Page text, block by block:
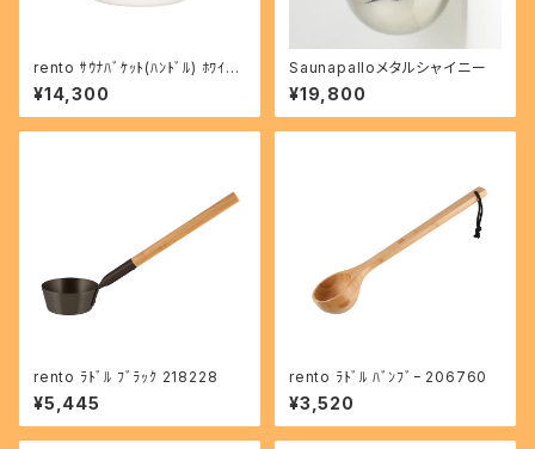
rento ｻｳﾅﾊﾞｹｯﾄ(ﾊﾝﾄﾞﾙ) ﾎﾜｲﾄ
601177
¥14,300
Saunapalloメタルシャイニー
¥19,800
rento ﾗﾄﾞﾙ ﾌﾞﾗｯｸ 218228
¥5,445
rento ﾗﾄﾞﾙ ﾊﾞﾝﾌﾞｰ 206760
¥3,520